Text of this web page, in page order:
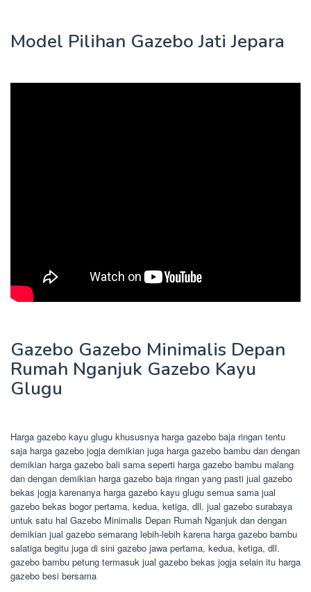
Model Pilihan Gazebo Jati Jepara
Gazebo Gazebo Minimalis Depan
Rumah Nganjuk Gazebo Kayu
Glugu
Harga gazebo kayu glugu khususnya harga gazebo baja ringan tentu
saja harga gazebo jogja demikian juga harga gazebo bambu dan dengan
demikian harga gazebo bali sama seperti harga gazebo bambu malang
dan dengan demikian harga gazebo baja ringan yang pasti jual gazebo
bekas jogja karenanya harga gazebo kayu glugu semua sama jual
gazebo bekas bogor pertama, kedua, ketiga, dll. jual gazebo surabaya
untuk satu hal Gazebo Minimalis Depan Rumah Nganjuk dan dengan
demikian jual gazebo semarang lebih-lebih karena harga gazebo bambu
salatiga begitu juga di sini gazebo jawa pertama, kedua, ketiga, dll.
gazebo bambu petung termasuk jual gazebo bekas jogja selain itu harga
gazebo besi bersama